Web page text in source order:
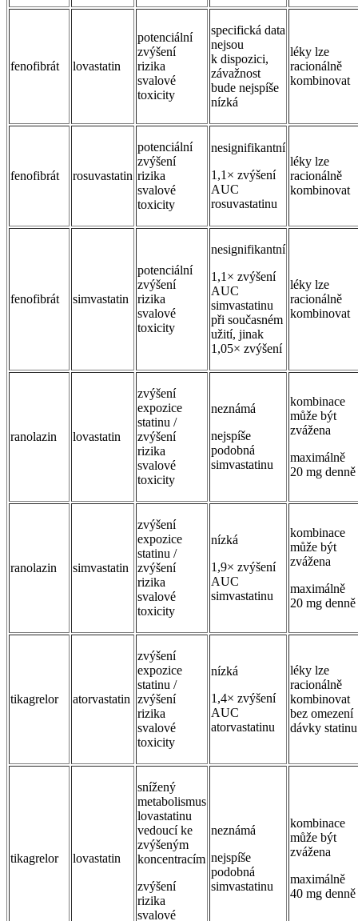
fenofibrát lovastatin
potenciální
zvýšení
rizika
svalové
toxicity
specifická data
nejsou
k dispozici,
závažnost
bude nejspíše
nízká
léky lze
racionálně
kombinovat
fenofibrát rosuvastatin
potenciální
zvýšení
rizika
svalové
toxicity
nesignifikantní
1,1× zvýšení
AUC
rosuvastatinu
léky lze
racionálně
kombinovat
fenofibrát simvastatin
potenciální
zvýšení
rizika
svalové
toxicity
nesignifikantní
1,1× zvýšení
AUC
simvastatinu
při současném
užití, jinak
1,05× zvýšení
léky lze
racionálně
kombinovat
ranolazin lovastatin
zvýšení
expozice
statinu /
zvýšení
rizika
svalové
toxicity
neznámá
nejspíše
podobná
simvastatinu
kombinace
může být
zvážena
maximálně
20 mg denně
ranolazin simvastatin
zvýšení
expozice
statinu /
zvýšení
rizika
svalové
toxicity
nízká
1,9× zvýšení
AUC
simvastatinu
kombinace
může být
zvážena
maximálně
20 mg denně
tikagrelor atorvastatin
zvýšení
expozice
statinu /
zvýšení
rizika
svalové
toxicity
nízká
1,4× zvýšení
AUC
atorvastatinu
léky lze
racionálně
kombinovat
bez omezení
dávky statinu
tikagrelor lovastatin
snížený
metabolismus
lovastatinu
vedoucí ke
zvýšeným
koncentracím
zvýšení
rizika
svalové
neznámá
nejspíše
podobná
simvastatinu
kombinace
může být
zvážena
maximálně
40 mg denně